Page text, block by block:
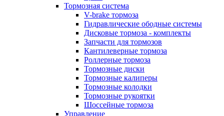
Тормозная система
V-brake тормоза
Гидравлические ободные системы
Дисковые тормоза - комплекты
Запчасти для тормозов
Кантилеверные тормоза
Роллерные тормоза
Тормозные диски
Тормозные калиперы
Тормозные колодки
Тормозные рукоятки
Шоссейные тормоза
Управление